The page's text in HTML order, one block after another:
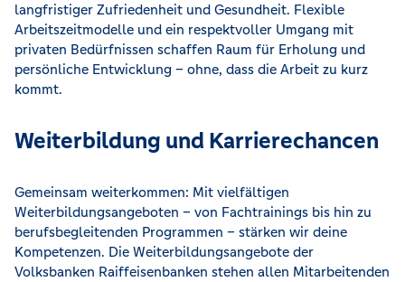
langfristiger Zufriedenheit und Gesundheit. Flexible
Arbeitszeitmodelle und ein respektvoller Umgang mit
privaten Bedürfnissen schaffen Raum für Erholung und
persönliche Entwicklung – ohne, dass die Arbeit zu kurz
kommt.
Weiterbildung und Karrierechancen
Gemeinsam weiterkommen: Mit vielfältigen
Weiterbildungsangeboten – von Fachtrainings bis hin zu
berufsbegleitenden Programmen – stärken wir deine
Kompetenzen. Die Weiterbildungsangebote der
Volksbanken Raiffeisenbanken stehen allen Mitarbeitenden